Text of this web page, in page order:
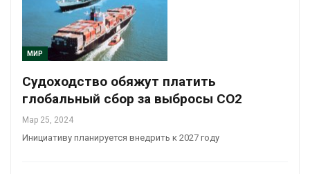
МИР
Судоходство обяжут платить
глобальный сбор за выбросы СО2
Мар 25, 2024
Инициативу планируется внедрить к 2027 году